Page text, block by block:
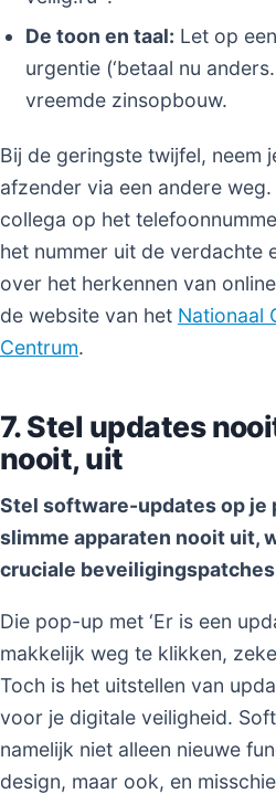
De toon en taal: Let op
urgentie (‘betaal nu
vreemde zinsopbouw.
Bij de geringste twijfel, neem
afzender via een andere
collega op het
het nummer uit de verdachte
over het herkennen van
de website van het Nationaal
Centrum.
7. Stel updates
nooit, uit
Stel software-updates op je
slimme apparaten nooit uit,
cruciale
Die pop-up met ‘Er is een
makkelijk weg te klikken,
Toch is het uitstellen van
voor je digitale veiligheid.
namelijk niet alleen nieuwe
design, maar ook, en